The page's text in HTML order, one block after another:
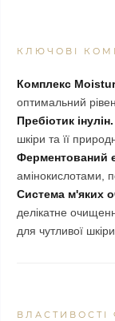
КЛЮЧОВІ
Комплекс
оптимальний
Пребіотик інулін.
шкіри та її
Ферментований
амінокислотами,
Система м'яких
делікатне
для чутливої шкіри.